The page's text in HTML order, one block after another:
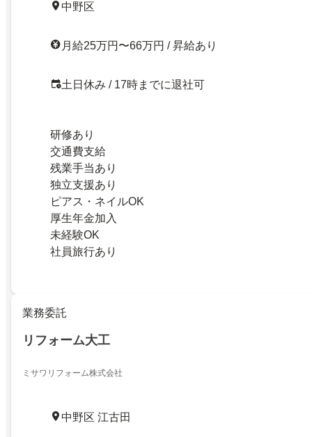
中野区
月給25万円〜66万円 / 昇給あり
土日休み / 17時までに退社可
研修あり
交通費支給
残業手当あり
独立支援あり
ピアス・ネイルOK
厚生年金加入
未経験OK
社員旅行あり
業務委託
リフォーム大工
ミサワリフォーム株式会社
中野区 江古田